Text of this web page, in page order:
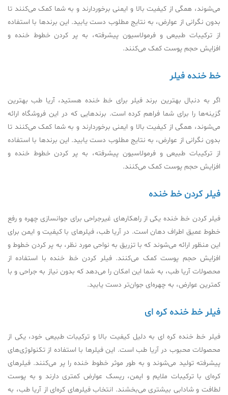
می‌شوند، همگی از کیفیت بالا و ایمنی برخوردارند و به شما کمک می‌کنند تا
بدون نگرانی از عوارض، به نتایج مطلوب دست یابید. این برندها با استفاده
از ترکیبات طبیعی و فرمولاسیون پیشرفته، به پر کردن خطوط خنده و
افزایش حجم پوست کمک می‌کنند.
خط خنده فیلر
اگر به دنبال بهترین برند فیلر برای خط خنده هستید، آریا طب بهترین
گزینه‌ها را برای شما فراهم کرده است. برندهایی که در این فروشگاه ارائه
می‌شوند، همگی از کیفیت بالا و ایمنی برخوردارند و به شما کمک می‌کنند تا
بدون نگرانی از عوارض، به نتایج مطلوب دست یابید. این برندها با استفاده
از ترکیبات طبیعی و فرمولاسیون پیشرفته، به پر کردن خطوط خنده و
افزایش حجم پوست کمک می‌کنند.
فيلر كردن خط خنده
فيلر كردن خط خنده یکی از راهکارهای غیرجراحی برای جوانسازی چهره و رفع
خطوط عمیق اطراف دهان است. در آریا طب، فیلرهای با کیفیت و ایمن برای
این منظور ارائه می‌شوند که با تزریق به نواحی مورد نظر، به پر کردن خطوط و
افزایش حجم پوست کمک می‌کنند. فيلر كردن خط خنده با استفاده از
محصولات آریا طب، به شما این امکان را می‌دهد که بدون نیاز به جراحی و با
کمترین عوارض، به چهره‌ای جوان‌تر دست یابید.
فیلر خط خنده کره ای
فیلر خط خنده کره ای به دلیل کیفیت بالا و ترکیبات طبیعی خود، یکی از
محصولات محبوب در آریا طب است. این فیلرها با استفاده از تکنولوژی‌های
پیشرفته تولید می‌شوند و به طور موثر خطوط خنده را پر می‌کنند. فیلرهای
کره‌ای با ترکیبات ملایم و ایمن، ریسک عوارض کمتری دارند و به پوست
لطافت و شادابی بیشتری می‌بخشند. انتخاب فیلرهای کره‌ای از آریا طب، به